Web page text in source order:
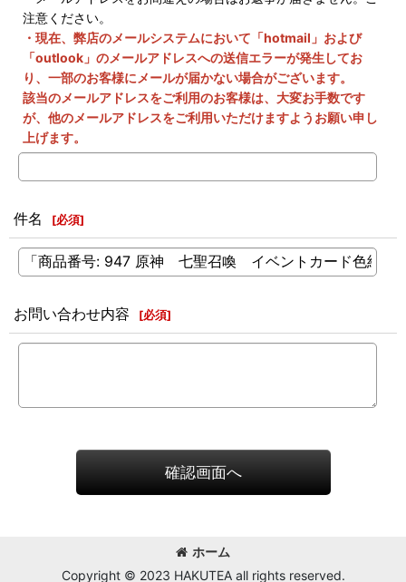
注意ください。
・現在、弊店のメールシステムにおいて「hotmail」および
「outlook」のメールアドレスへの送信エラーが発生してお
り、一部のお客様にメールが届かない場合がございます。
該当のメールアドレスをご利用のお客様は、大変お手数です
が、他のメールアドレスをご利用いただけますようお願い申し
上げます。
件名 [必須]
お問い合わせ内容 [必須]
確認画面へ
ホーム
Copyright © 2023 HAKUTEA all rights reserved.